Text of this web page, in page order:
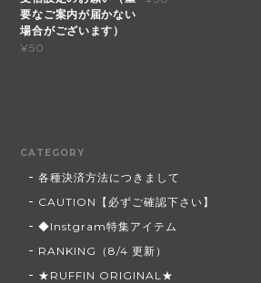
要なご案内が届かない
場合がございます）
¥50
CATEGORY
各種決済方法につきまして
CAUTION【必ずご確認下さい】
◆Instgram特集アイテム
RANKING（8/4 更新）
★RUFFIN ORIGINAL★